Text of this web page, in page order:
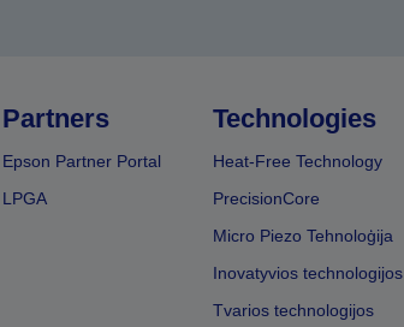
Partners
Epson Partner Portal
LPGA
Technologies
Heat-Free Technology
PrecisionCore
Micro Piezo Tehnoloģija
Inovatyvios technologijos
Tvarios technologijos